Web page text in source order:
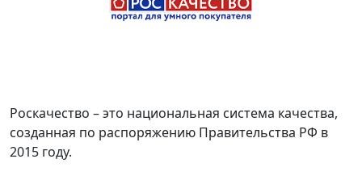
Роскачество – это национальная система качества,
созданная по распоряжению Правительства РФ в
2015 году.